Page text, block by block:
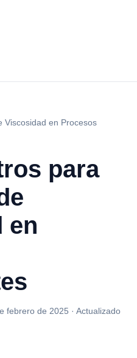
Viscosidad en Procesos
para
en
febrero de 2025 · Actualizado